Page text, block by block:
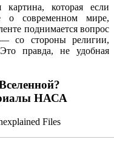
которая если
о современном мире,
поднимается вопрос
со стороны религии,
правда, не удобная
НАСА
Files